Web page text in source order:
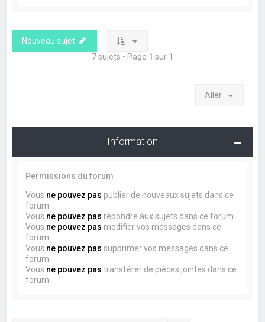
Nouveau sujet
7 sujets • Page 1 sur 1
Aller
Information
Permissions du forum
Vous ne pouvez pas publier de nouveaux sujets dans ce
forum
Vous ne pouvez pas répondre aux sujets dans ce forum
Vous ne pouvez pas modifier vos messages dans ce
forum
Vous ne pouvez pas supprimer vos messages dans ce
forum
Vous ne pouvez pas transférer de pièces jointes dans ce
forum